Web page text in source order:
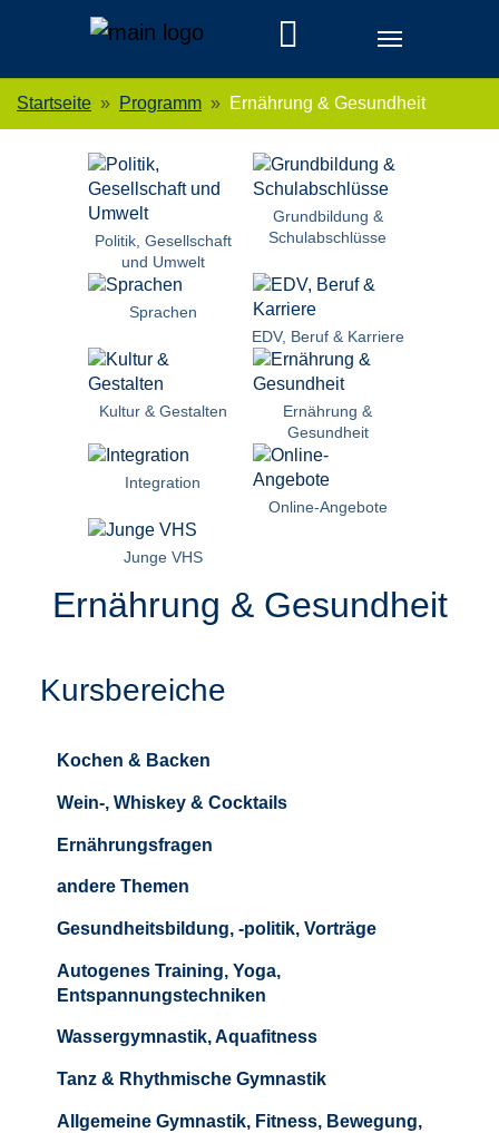
Startseite Programm Ernährung & Gesundheit
Politik, Gesellschaft
und Umwelt
Grundbildung &
Schulabschlüsse
Sprachen
EDV, Beruf & Karriere
Kultur & Gestalten
Ernährung &
Gesundheit
Integration
Online-Angebote
Junge VHS
Ernährung & Gesundheit
Kursbereiche
Kochen & Backen
Wein-, Whiskey & Cocktails
Ernährungsfragen
andere Themen
Gesundheitsbildung, -politik, Vorträge
Autogenes Training, Yoga,
Entspannungstechniken
Wassergymnastik, Aquafitness
Tanz & Rhythmische Gymnastik
Allgemeine Gymnastik, Fitness, Bewegung,